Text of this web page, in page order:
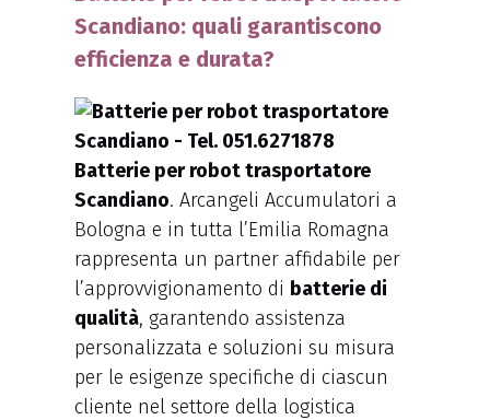
Scandiano: quali garantiscono
efficienza e durata?
Batterie per robot trasportatore
Scandiano. Arcangeli Accumulatori a
Bologna e in tutta l’Emilia Romagna
rappresenta un partner affidabile per
l’approvvigionamento di batterie di
qualità, garantendo assistenza
personalizzata e soluzioni su misura
per le esigenze specifiche di ciascun
cliente nel settore della logistica